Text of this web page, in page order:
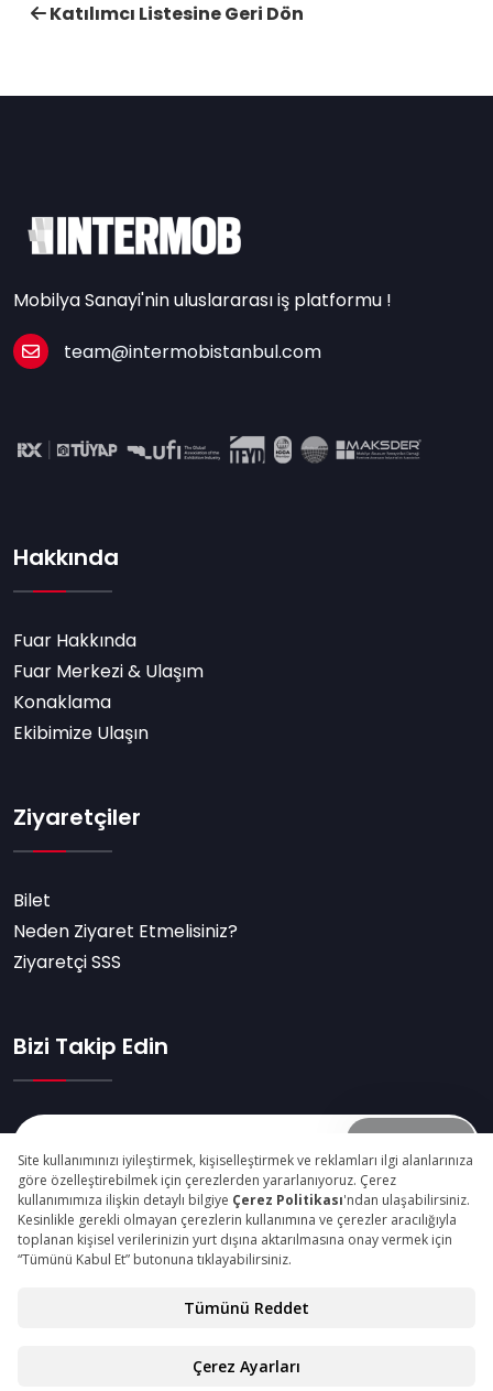
Katılımcı Listesine Geri Dön
Mobilya Sanayi'nin uluslararası iş platformu !
team@intermobistanbul.com
Hakkında
Fuar Hakkında
Fuar Merkezi & Ulaşım
Konaklama
Ekibimize Ulaşın
Ziyaretçiler
Bilet
Neden Ziyaret Etmelisiniz?
Ziyaretçi SSS
Bizi Takip Edin